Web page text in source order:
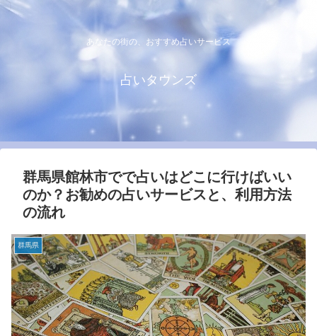
あなたの街の、おすすめ占いサービス
占いタウンズ
群馬県館林市でで占いはどこに行けばいい
のか？お勧めの占いサービスと、利用方法
の流れ
群馬県